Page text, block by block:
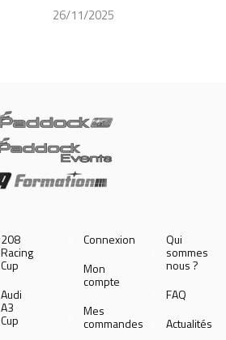
26/11/2025
208
Racing
Cup
Audi
A3
Cup
Connexion
Mon
compte
Mes
commandes
Qui
sommes
nous ?
FAQ
Actualités